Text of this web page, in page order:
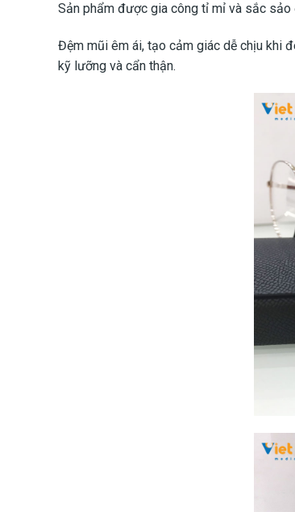
Sản phẩm được gia công tỉ mỉ và sắc
Đệm mũi êm ái, tạo cảm giác dễ chịu khi
kỹ lưỡng và cẩn thận.